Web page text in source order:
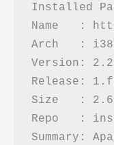
Installed
Name   :
Arch   :
Version:
Release:
Size   : 2.6
Repo   :
Summary: